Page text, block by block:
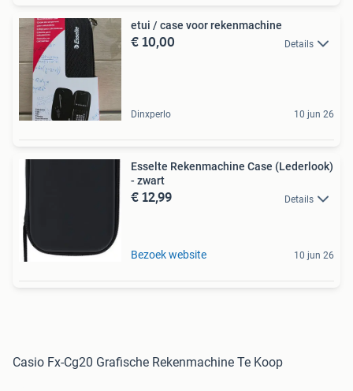
etui / case voor rekenmachine
€ 10,00 Details
Dinxperlo 10 jun 26
Esselte Rekenmachine Case (Lederlook)
- zwart
€ 12,99 Details
Bezoek website 10 jun 26
Casio Fx-Cg20 Grafische Rekenmachine Te Koop